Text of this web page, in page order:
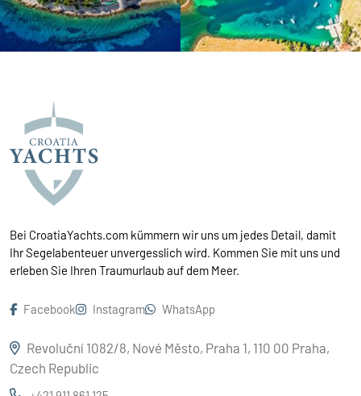
Bei CroatiaYachts.com kümmern wir uns um jedes Detail, damit
Ihr Segelabenteuer unvergesslich wird. Kommen Sie mit uns und
erleben Sie Ihren Traumurlaub auf dem Meer.
Facebook Instagram WhatsApp
Revoluční 1082/8, Nové Město, Praha 1, 110 00 Praha,
Czech Republic